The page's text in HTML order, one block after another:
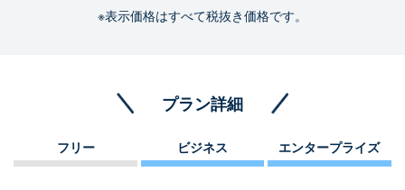
※表示価格はすべて税抜き価格です。
プラン詳細
フリー ビジネス エンタープライズ